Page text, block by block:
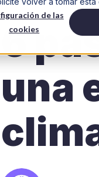
de las
cookies
6
una